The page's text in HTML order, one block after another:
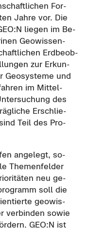
For­
Jahre vor. Die
lie­gen im Be­
Geo­wis­sen­
Erd­be­ob­
zur Er­kun­
Geo­sys­te­me und
im Mit­tel­
des
Er­schlie­
Teil des Pro­
an­ge­legt, so­
The­men­fel­der
neu ge­
soll die
geo­wis­
ver­bin­den sowie
GEO:N ist